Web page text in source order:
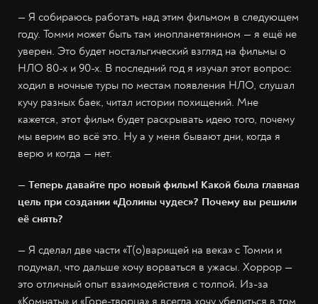
— Я собираюсь работать над этим фильмом в следующем
году. Томми может быть там инопланетянином — я ещё не
уверен. Это будет ностальгический взгляд на фильмы о
НЛО 80-х и 90-х. В последний год я изучал этот вопрос:
ходил в ночные туры по местам появления НЛО, слушал
кучу разных баек, читал истории похищений. Мне
кажется, этот фильм будет раскрывать идею того, почему
мы верим во всё это. Ну а у меня бывают дни, когда я
верю и когда — нет.
— Теперь давайте про новый фильм! Какой была главная
цель при создании «Долины чудес»? Почему вы решили
её снять?
— Я сделал две части «Т(о)варищей на века» с Томми и
подумал, что дальше хочу ворваться в ужасы. Хоррор —
это отличный опыт взаимодействия с толпой. Из-за